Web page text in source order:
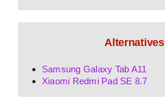
Alternatives
Samsung Galaxy Tab A11
Xiaomi Redmi Pad SE 8.7